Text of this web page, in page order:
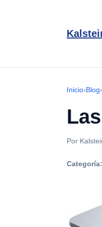
Inicio›Blog›
Por
Categoría: